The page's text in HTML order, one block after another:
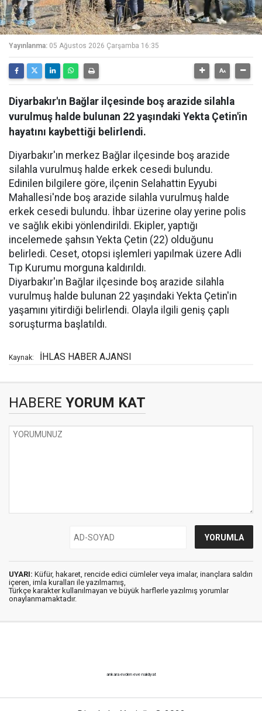
Yayınlanma: 05 Ağustos 2026 Çarşamba 16:35
Diyarbakır'ın Bağlar ilçesinde boş arazide silahla
vurulmuş halde bulunan 22 yaşındaki Yekta Çetin'in
hayatını kaybettiği belirlendi.
Diyarbakır'ın merkez Bağlar ilçesinde boş arazide
silahla vurulmuş halde erkek cesedi bulundu.
Edinilen bilgilere göre, ilçenin Selahattin Eyyubi
Mahallesi'nde boş arazide silahla vurulmuş halde
erkek cesedi bulundu. İhbar üzerine olay yerine polis
ve sağlık ekibi yönlendirildi. Ekipler, yaptığı
incelemede şahsın Yekta Çetin (22) olduğunu
belirledi. Ceset, otopsi işlemleri yapılmak üzere Adli
Tıp Kurumu morguna kaldırıldı.
Diyarbakır'ın Bağlar ilçesinde boş arazide silahla
vurulmuş halde bulunan 22 yaşındaki Yekta Çetin'in
yaşamını yitirdiği belirlendi. Olayla ilgili geniş çaplı
soruşturma başlatıldı.
Kaynak: İHLAS HABER AJANSI
HABERE YORUM KAT
UYARI: Küfür, hakaret, rencide edici cümleler veya imalar, inançlara saldırı
içeren, imla kuralları ile yazılmamış,
Türkçe karakter kullanılmayan ve büyük harflerle yazılmış yorumlar
onaylanmamaktadır.
ankara evden eve nakliyat